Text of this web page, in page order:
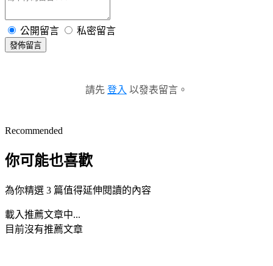
公開留言 私密留言
發佈留言
請先 登入 以發表留言。
Recommended
你可能也喜歡
為你精選 3 篇值得延伸閱讀的內容
載入推薦文章中...
目前沒有推薦文章